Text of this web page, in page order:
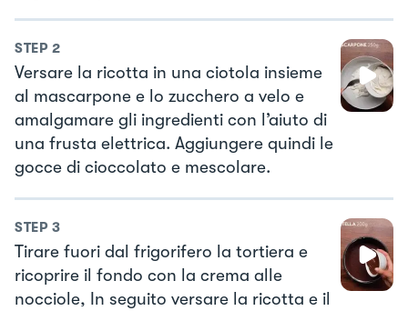
STEP 2
Versare la ricotta in una ciotola insieme
al mascarpone e lo zucchero a velo e
amalgamare gli ingredienti con l’aiuto di
una frusta elettrica. Aggiungere quindi le
gocce di cioccolato e mescolare.
STEP 3
Tirare fuori dal frigorifero la tortiera e
ricoprire il fondo con la crema alle
nocciole, In seguito versare la ricotta e il